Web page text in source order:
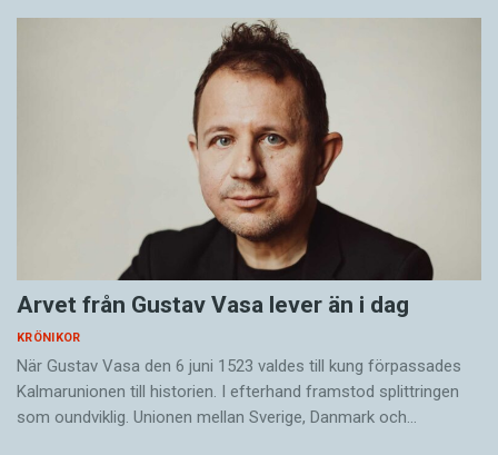
Arvet från Gustav Vasa lever än i dag
KRÖNIKOR
När Gustav Vasa den 6 juni 1523 ­valdes till kung förpassades
Kalmar­unionen till historien. I efterhand framstod splittringen
som ound­viklig. ­Unionen ­mellan Sverige, Danmark och…